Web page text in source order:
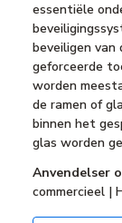
essentiële
beveiligen van
geforceerde
worden
de ramen of
binnen het
glas worden
Anvendelser
commercieel |